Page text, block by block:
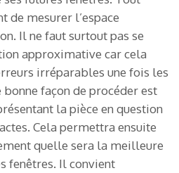
de mesurer l’espace
Il ne faut surtout pas se
approximative car cela
irréparables une fois les
façon de procéder est
la pièce en question
Cela permettra ensuite
quelle sera la meilleure
fenêtres. Il convient